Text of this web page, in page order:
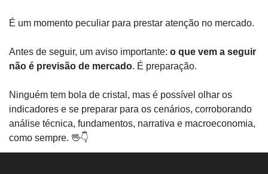
É um momento peculiar para prestar atenção no mercado.
Antes de seguir, um aviso importante: o que vem a seguir
não é previsão de mercado. É preparação.
Ninguém tem bola de cristal, mas é possível olhar os
indicadores e se preparar para os cenários, corroborando
análise técnica, fundamentos, narrativa e macroeconomia,
como sempre. 🖖👇